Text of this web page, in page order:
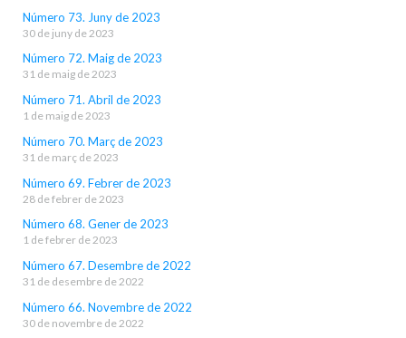
Número 73. Juny de 2023
30 de juny de 2023
Número 72. Maig de 2023
31 de maig de 2023
Número 71. Abril de 2023
1 de maig de 2023
Número 70. Març de 2023
31 de març de 2023
Número 69. Febrer de 2023
28 de febrer de 2023
Número 68. Gener de 2023
1 de febrer de 2023
Número 67. Desembre de 2022
31 de desembre de 2022
Número 66. Novembre de 2022
30 de novembre de 2022